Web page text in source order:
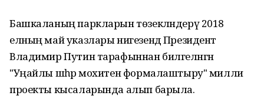
Башкаланың паркларын төзекләндерү 2018
елның май указлары нигезендә Президент
Владимир Путин тарафыннан билгеләнгән
"Уңайлы шәһәр мохитен формалаштыру" милли
проекты кысаларында алып барыла.